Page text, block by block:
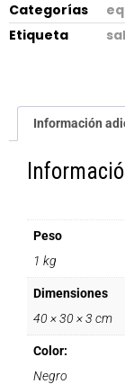
Categorías
Etiqueta
Información
Peso
1 kg
Dimensiones
40 × 30 × 3 cm
Color:
Negro